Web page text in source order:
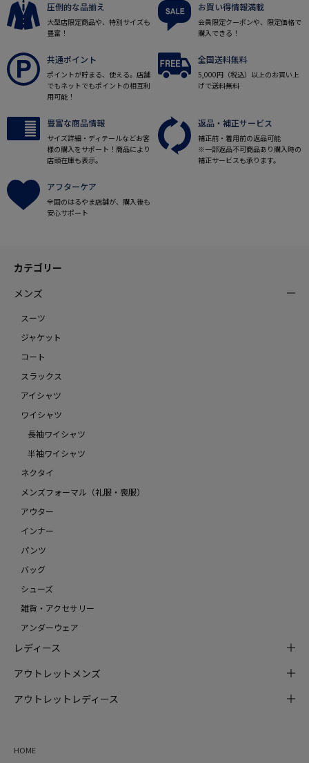
圧倒的な品揃え
大型店限定商品や、特別サイズも
豊富！
お買い得情報満載
会員限定クーポンや、限定価格で
購入できる！
共通ポイント
ポイントが貯まる、使える。店舗
でもネットでもポイントの相互利
用可能！
全国送料無料
5,000円（税込）以上のお買い上
げで送料無料
豊富な商品情報
サイズ詳細・ディテールなどお客
様の購入をサポート！商品により
店頭在庫も表示。
返品・補正サービス
補正前・着用前の返品可能
※一部返品不可商品あり購入時の
補正サービスも承ります。
アフターケア
全国のはるやま店舗が、購入後も
安心サポート
カテゴリー
メンズ
スーツ
ジャケット
コート
スラックス
アイシャツ
ワイシャツ
長袖ワイシャツ
半袖ワイシャツ
ネクタイ
メンズフォーマル（礼服・喪服）
アウター
インナー
パンツ
バッグ
シューズ
雑貨・アクセサリー
アンダーウェア
レディース
アウトレットメンズ
アウトレットレディース
HOME